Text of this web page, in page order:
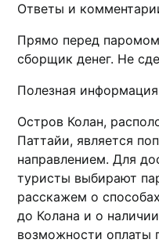
Ответы и
Прямо перед паромом
сборщик денег. Не
Полезная
Остров Колан,
Паттайи, является
направлением.​ Для
туристы выбирают
расскажем о
до Колана и о
возможности оплаты